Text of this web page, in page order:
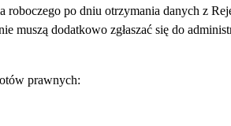
roboczego po dniu otrzymania danych z
muszą dodatkowo zgłaszać się do
prawnych: